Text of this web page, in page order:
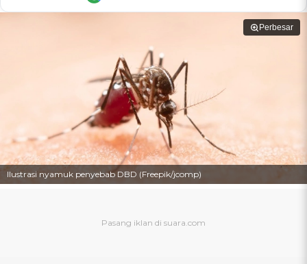
Perbesar
Ilustrasi nyamuk penyebab DBD (Freepik/jcomp)